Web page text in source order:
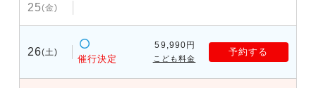
25(金)
26(土)
催行決定
59,990円
こども料金
予約する